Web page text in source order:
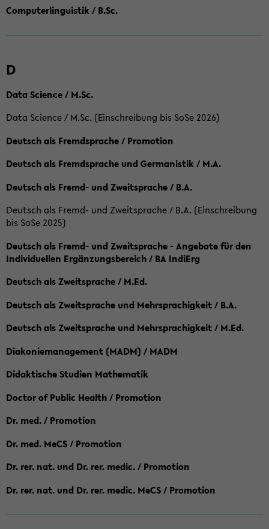
Computerlinguistik / B.Sc.
D
Data Science / M.Sc.
Data Science / M.Sc. (Einschreibung bis SoSe 2026)
Deutsch als Fremdsprache / Promotion
Deutsch als Fremdsprache und Germanistik / M.A.
Deutsch als Fremd- und Zweitsprache / B.A.
Deutsch als Fremd- und Zweitsprache / B.A. (Einschreibung
bis SoSe 2025)
Deutsch als Fremd- und Zweitsprache - Angebote für den
Individuellen Ergänzungsbereich / BA IndiErg
Deutsch als Zweitsprache / M.Ed.
Deutsch als Zweitsprache und Mehrsprachigkeit / B.A.
Deutsch als Zweitsprache und Mehrsprachigkeit / M.Ed.
Diakoniemanagement (MADM) / MADM
Didaktische Studien Mathematik
Doctor of Public Health / Promotion
Dr. med. / Promotion
Dr. med. MeCS / Promotion
Dr. rer. nat. und Dr. rer. medic. / Promotion
Dr. rer. nat. und Dr. rer. medic. MeCS / Promotion